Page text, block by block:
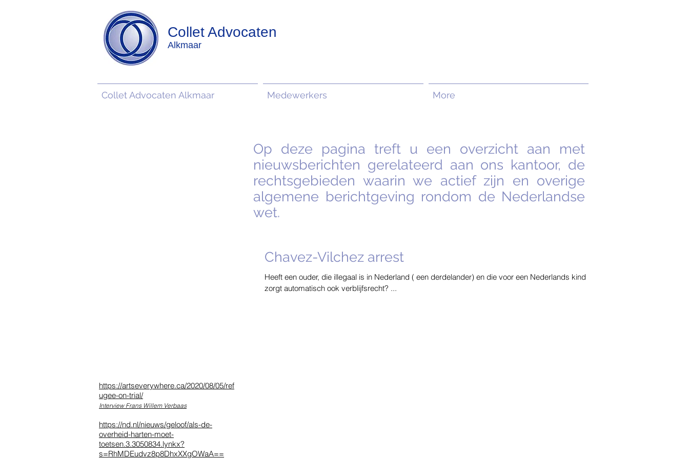
Collet Advocaten
Alkmaar
Collet Advocaten Alkmaar Medewerkers More
Op deze pagina treft u een overzicht aan met
nieuwsberichten gerelateerd aan ons kantoor, de
rechtsgebieden waarin we actief zijn en overige
algemene berichtgeving rondom de Nederlandse
wet.
Chavez-Vilchez arrest
Heeft een ouder, die illegaal is in Nederland ( een derdelander) en die voor een Nederlands kind
zorgt automatisch ook verblijfsrecht? ...
https://artseverywhere.ca/2020/08/05/ref
ugee-on-trial/
Interview Frans Willem Verbaas
https://nd.nl/nieuws/geloof/als-de-
overheid-harten-moet-
toetsen.3.3050834.lynkx?
s=RhMDEudvz8p8DhxXXgOWaA==